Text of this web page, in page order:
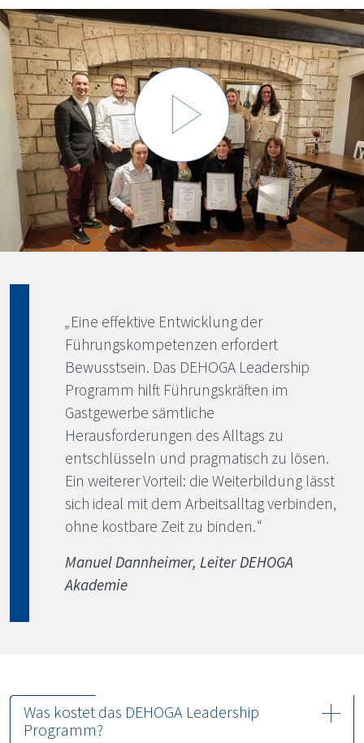
„Eine effektive Entwicklung der
Führungskompetenzen erfordert
Bewusstsein. Das DEHOGA Leadership
Programm hilft Führungskräften im
Gastgewerbe sämtliche
Herausforderungen des Alltags zu
entschlüsseln und pragmatisch zu lösen.
Ein weiterer Vorteil: die Weiterbildung lässt
sich ideal mit dem Arbeitsalltag verbinden,
ohne kostbare Zeit zu binden.“
Manuel Dannheimer, Leiter DEHOGA
Akademie
Was kostet das DEHOGA Leadership
Programm?